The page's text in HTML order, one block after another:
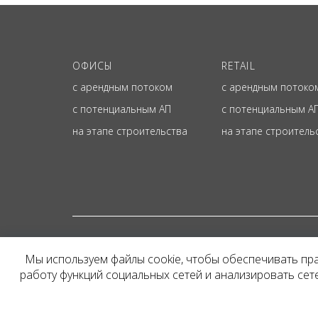
ОФИСЫ
с арендным потоком
с потенциальным АП
на этапе строительства
RETAIL
с арендным
с потенциальным
на этапе
Представленная на
и не является
Мы используем файлы cookie, чтобы обеспечивать
работу функций социальных сетей и анализировать